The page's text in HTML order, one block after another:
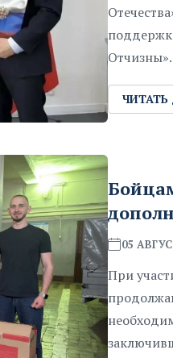
Отчизны».
ЧИТАТЬ
05
При